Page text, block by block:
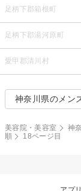
足柄下郡箱根町
足柄下郡湯河原町
愛甲郡清川村
神奈川県のメン
美容院・美容室 神
順
18ページ目